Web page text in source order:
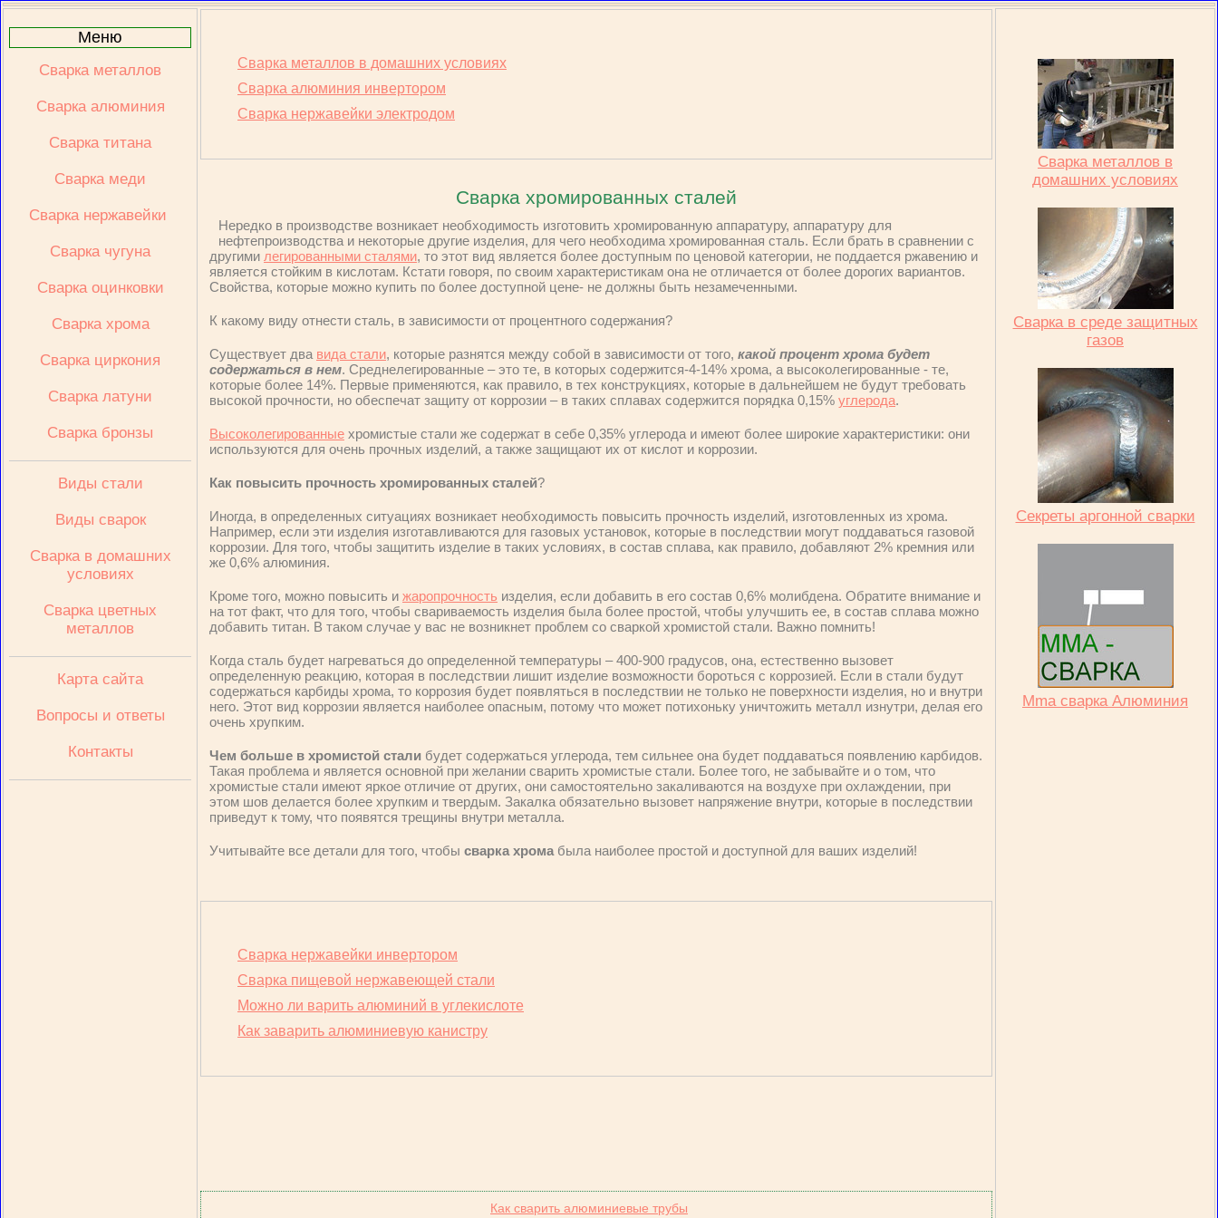
Меню
Сварка металлов
Сварка алюминия
Сварка титана
Сварка меди
Сварка нержавейки
Сварка чугуна
Сварка оцинковки
Сварка хрома
Сварка циркония
Сварка латуни
Сварка бронзы
Виды стали
Виды сварок
Сварка в домашних
условиях
Сварка цветных
металлов
Карта сайта
Вопросы и ответы
Контакты
Сварка металлов в домашних условиях
Сварка алюминия инвертором
Сварка нержавейки электродом
Сварка хромированных сталей
Нередко в производстве возникает необходимость изготовить хромированную аппаратуру, аппаратуру для
нефтепроизводства и некоторые другие изделия, для чего необходима хромированная сталь. Если брать в сравнении с
другими легированными сталями, то этот вид является более доступным по ценовой категории, не поддается ржавению и
является стойким в кислотам. Кстати говоря, по своим характеристикам она не отличается от более дорогих вариантов.
Свойства, которые можно купить по более доступной цене- не должны быть незамеченными.
К какому виду отнести сталь, в зависимости от процентного содержания?
Существует два вида стали, которые разнятся между собой в зависимости от того, какой процент хрома будет
содержаться в нем. Среднелегированные – это те, в которых содержится-4-14% хрома, а высоколегированные - те,
которые более 14%. Первые применяются, как правило, в тех конструкциях, которые в дальнейшем не будут требовать
высокой прочности, но обеспечат защиту от коррозии – в таких сплавах содержится порядка 0,15% углерода.
Высоколегированные хромистые стали же содержат в себе 0,35% углерода и имеют более широкие характеристики: они
используются для очень прочных изделий, а также защищают их от кислот и коррозии.
Как повысить прочность хромированных сталей?
Иногда, в определенных ситуациях возникает необходимость повысить прочность изделий, изготовленных из хрома.
Например, если эти изделия изготавливаются для газовых установок, которые в последствии могут поддаваться газовой
коррозии. Для того, чтобы защитить изделие в таких условиях, в состав сплава, как правило, добавляют 2% кремния или
же 0,6% алюминия.
Кроме того, можно повысить и жаропрочность изделия, если добавить в его состав 0,6% молибдена. Обратите внимание и
на тот факт, что для того, чтобы свариваемость изделия была более простой, чтобы улучшить ее, в состав сплава можно
добавить титан. В таком случае у вас не возникнет проблем со сваркой хромистой стали. Важно помнить!
Когда сталь будет нагреваться до определенной температуры – 400-900 градусов, она, естественно вызовет
определенную реакцию, которая в последствии лишит изделие возможности бороться с коррозией. Если в стали будут
содержаться карбиды хрома, то коррозия будет появляться в последствии не только не поверхности изделия, но и внутри
него. Этот вид коррозии является наиболее опасным, потому что может потихоньку уничтожить металл изнутри, делая его
очень хрупким.
Чем больше в хромистой стали будет содержаться углерода, тем сильнее она будет поддаваться появлению карбидов.
Такая проблема и является основной при желании сварить хромистые стали. Более того, не забывайте и о том, что
хромистые стали имеют яркое отличие от других, они самостоятельно закаливаются на воздухе при охлаждении, при
этом шов делается более хрупким и твердым. Закалка обязательно вызовет напряжение внутри, которые в последствии
приведут к тому, что появятся трещины внутри металла.
Учитывайте все детали для того, чтобы сварка хрома была наиболее простой и доступной для ваших изделий!
Сварка нержавейки инвертором
Сварка пищевой нержавеющей стали
Можно ли варить алюминий в углекислоте
Как заварить алюминиевую канистру
Как сварить алюминиевые трубы
Сварка металлов в
домашних условиях
Сварка в среде защитных
газов
Секреты аргонной сварки
Mma сварка Алюминия